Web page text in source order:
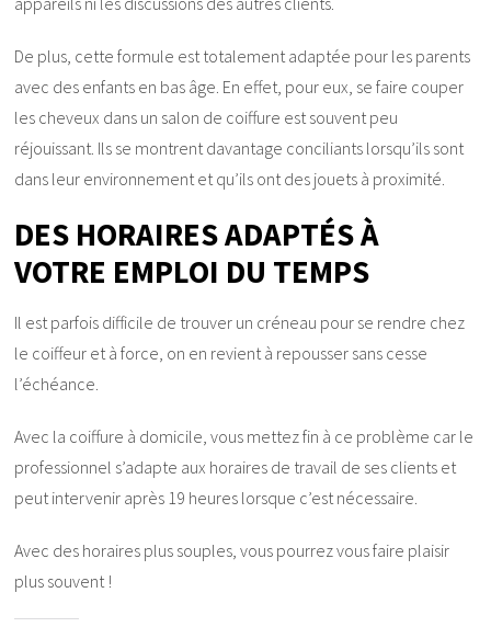
De plus, cette formule est totalement adaptée pour les parents
avec des enfants en bas âge. En effet, pour eux, se faire couper
les cheveux dans un salon de coiffure est souvent peu
réjouissant. Ils se montrent davantage conciliants lorsqu’ils sont
dans leur environnement et qu’ils ont des jouets à proximité.
DES HORAIRES ADAPTÉS À
VOTRE EMPLOI DU TEMPS
Il est parfois difficile de trouver un créneau pour se rendre chez
le coiffeur et à force, on en revient à repousser sans cesse
l’échéance.
Avec la coiffure à domicile, vous mettez fin à ce problème car le
professionnel s’adapte aux horaires de travail de ses clients et
peut intervenir après 19 heures lorsque c’est nécessaire.
Avec des horaires plus souples, vous pourrez vous faire plaisir
plus souvent !